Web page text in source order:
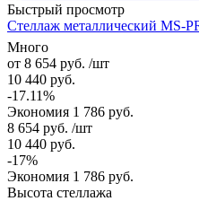
Быстрый просмотр
Стеллаж металлический MS-
Много
от 8 654 руб. /шт
10 440 руб.
-17.11%
Экономия 1 786 руб.
8 654 руб. /шт
10 440 руб.
-17%
Экономия 1 786 руб.
Высота стеллажа